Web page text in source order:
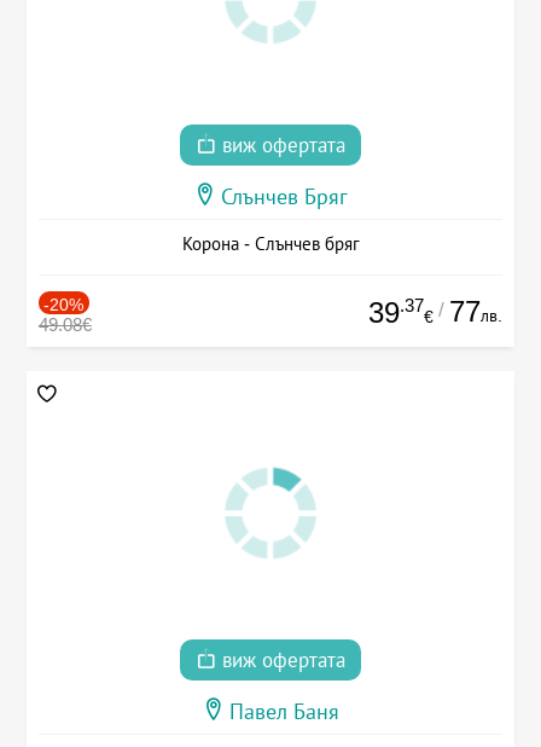
виж офертата
Слънчев Бряг
Корона - Слънчев бряг
-20%
49.08€ 39.37
€ / 77лв.
виж офертата
Павел Баня